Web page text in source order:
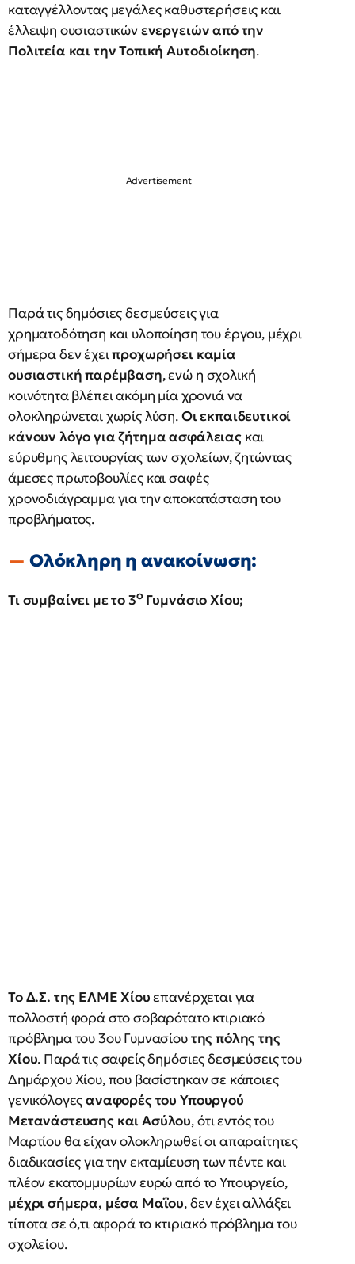
καταγγέλλοντας μεγάλες καθυστερήσεις και
έλλειψη ουσιαστικώνενεργειών από την
Πολιτεία και την Τοπική Αυτοδιοίκηση.
Παρά τις δημόσιες δεσμεύσεις για
χρηματοδότηση και υλοποίηση του έργου, μέχρι
σήμερα δεν έχειπροχωρήσει καμία
ουσιαστική παρέμβαση, ενώ η σχολική
κοινότητα βλέπει ακόμη μία χρονιά να
ολοκληρώνεται χωρίς λύση.Οι εκπαιδευτικοί
κάνουν λόγο για ζήτημα ασφάλειαςκαι
εύρυθμης λειτουργίας των σχολείων, ζητώντας
άμεσες πρωτοβουλίες και σαφές
χρονοδιάγραμμα για την αποκατάσταση του
προβλήματος.
Ολόκληρη η ανακοίνωση:
Τι συμβαίνει με το 3οΓυμνάσιο Χίου;
Το Δ.Σ. της ΕΛΜΕ Χίουεπανέρχεται για
πολλοστή φορά στο σοβαρότατο κτιριακό
πρόβλημα του 3ου Γυμνασίουτης πόλης της
Χίου. Παρά τις σαφείς δημόσιες δεσμεύσεις του
Δημάρχου Χίου, που βασίστηκαν σε κάποιες
γενικόλογεςαναφορές του Υπουργού
Μετανάστευσης και Ασύλου, ότι εντός του
Μαρτίου θα είχαν ολοκληρωθεί οι απαραίτητες
διαδικασίες για την εκταμίευση των πέντε και
πλέον εκατομμυρίων ευρώ από το Υπουργείο,
μέχρι σήμερα, μέσα Μαΐου, δεν έχει αλλάξει
τίποτα σε ό,τι αφορά το κτιριακό πρόβλημα του
σχολείου.